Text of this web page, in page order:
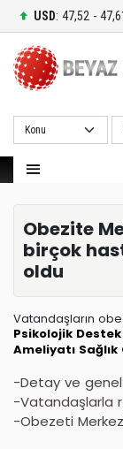
USD: 47,52 -
Obezite
birçok
oldu
Vatandaşların
Psikolojik Destek
Ameliyatı
-Detay ve
-Vatandaşlarla
-Obezeti